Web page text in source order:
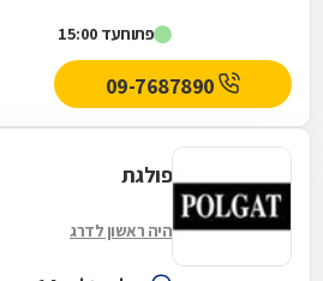
פתוחעד 15:00
09-7687890
פולגת
היה ראשון לדרג